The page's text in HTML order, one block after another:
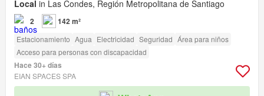
Local in Las Condes, Región Metropolitana de Santiago
2 142 m²
Estacionamiento Agua Electricidad Seguridad Área para niños
Acceso para personas con discapacidad
Hace 30+ días
EIAN SPACES SPA